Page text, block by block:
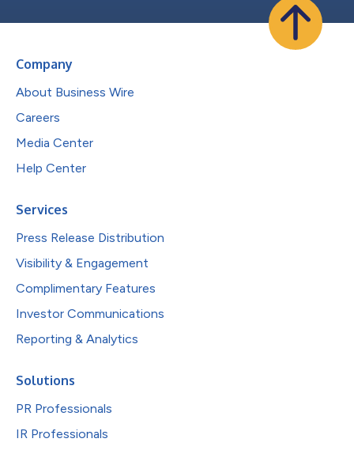
Company
About Business Wire
Careers
Media Center
Help Center
Services
Press Release Distribution
Visibility & Engagement
Complimentary Features
Investor Communications
Reporting & Analytics
Solutions
PR Professionals
IR Professionals